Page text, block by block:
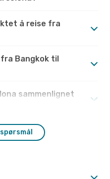
å reise fra
Bangkok til
sammenlignet